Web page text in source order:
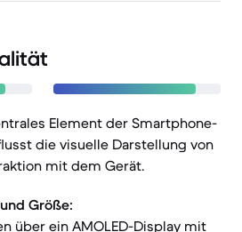
Element der Smartphone-
die visuelle Darstellung von
mit dem Gerät.
Größe:
über ein AMOLED-Display mit